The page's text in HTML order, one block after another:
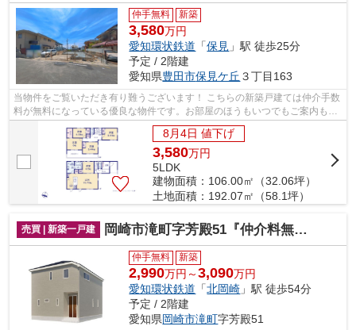
仲手無料 新築
3,580万円
愛知環状鉄道 「保見 」駅 徒歩25分
予定 / 2階建
愛知県豊田市保見ケ丘 ３丁目163
当物件をご覧いただき有り難うございます！ こちらの新築戸建ては仲介手数
料が無料になっている優良な物件です。お部屋のほうもいつでもご案内もさ
せて頂きますのでお気軽にお問合せ下...
8月4日 値下げ
3,580万円
5LDK
建物面積：106.00㎡（32.06坪）
土地面積：192.07㎡（58.1坪）
売買 | 新築一戸建 岡崎市滝町字芳殿51『仲介料無料』新築戸建て
仲手無料 新築
2,990万円～3,090万円
愛知環状鉄道 「北岡崎 」駅 徒歩54分
予定 / 2階建
愛知県岡崎市滝町字芳殿51